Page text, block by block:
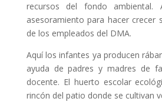
recursos del fondo ambiental.
asesoramiento para hacer crecer
de los empleados del DMA.
Aquí los infantes ya producen
ayuda de padres y madres de
docente. El huerto escolar
rincón del patio donde se cultivan